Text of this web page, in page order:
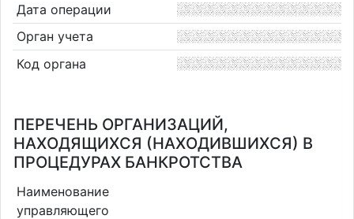
Дата операции
Орган учета
Код органа
ПЕРЕЧЕНЬ ОРГАНИЗАЦИЙ,
НАХОДЯЩИХСЯ (НАХОДИВШИХСЯ) В
ПРОЦЕДУРАХ БАНКРОТСТВА
Наименование
управляющего